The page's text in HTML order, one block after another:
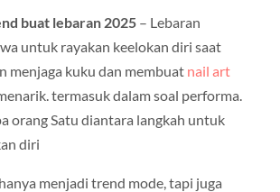
buat lebaran 2025– Lebaran
untuk rayakan keelokan diri saat
menjaga kuku dan membuat nail art
termasuk dalam soal performa.
orang Satu diantara langkah untuk
diri
menjadi trend mode, tapi juga